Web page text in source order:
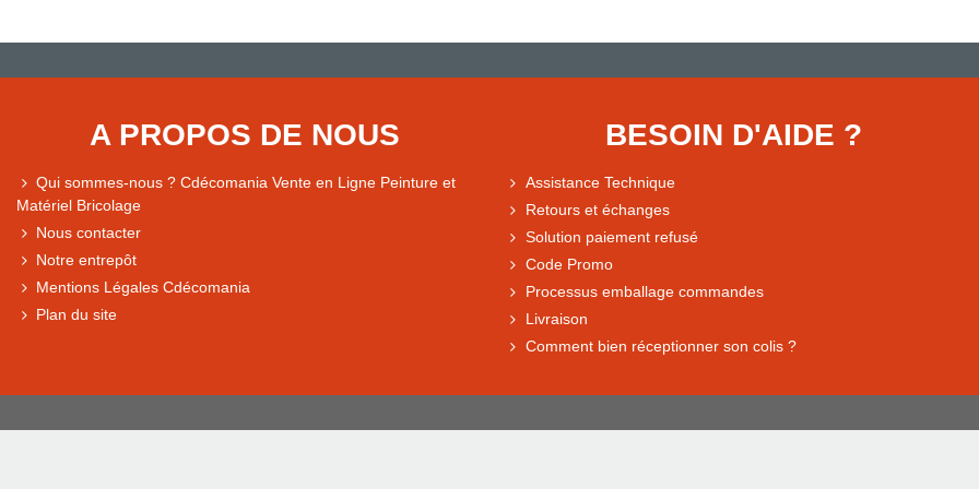
A PROPOS DE NOUS
Qui sommes-nous ? Cdécomania Vente en Ligne Peinture et
Matériel Bricolage
Nous contacter
Notre entrepôt
Mentions Légales Cdécomania
Plan du site
BESOIN D'AIDE ?
Assistance Technique
Retours et échanges
Solution paiement refusé
Code Promo
Processus emballage commandes
Livraison
Comment bien réceptionner son colis ?